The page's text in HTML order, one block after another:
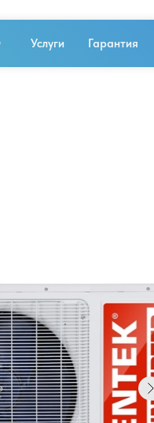
Гарантия
Услуги